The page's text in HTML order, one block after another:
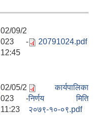
02/09/2
023 -
12:45
20791024.pdf
02/05/2
023 -
11:23
कार्यपालिका
निर्णय मिति
२०७९-१०-०९.pdf